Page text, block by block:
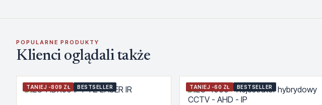
POPULARNE PRODUKTY
Klienci oglądali także
TANIEJ -809 ZŁ BESTSELLER TANIEJ -60 ZŁ BESTSELLER